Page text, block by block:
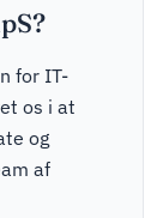
for IT-
os i at
og
af